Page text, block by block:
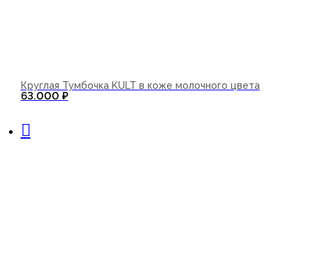
Круглая Тумбочка KULT в коже молочного цвета
63.000 ₽